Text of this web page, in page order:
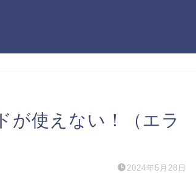
が使えない！（エラ
2024年5月28日